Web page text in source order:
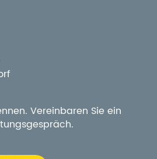
Vereinbaren Sie ein